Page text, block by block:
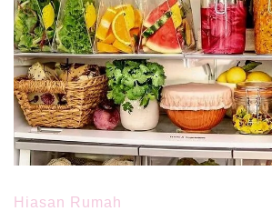
Hiasan Rumah